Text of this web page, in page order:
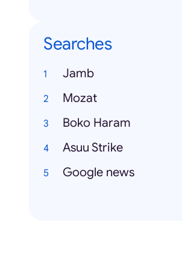
Searches
Jamb
Mozat
Boko Haram
Asuu Strike
Google news